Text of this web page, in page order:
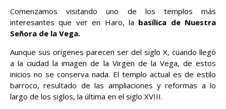
Comenzamos visitando uno de los templos más
interesantes que ver en Haro, la basílica de Nuestra
Señora de la Vega.
Aunque sus orígenes parecen ser del siglo X, cuando llegó
a la ciudad la imagen de la Virgen de la Vega, de estos
inicios no se conserva nada. El templo actual es de estilo
barroco, resultado de las ampliaciones y reformas a lo
largo de los siglos, la última en el siglo XVIII.